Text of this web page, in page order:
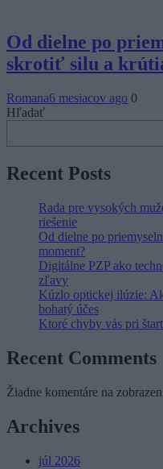
Od dielne po
skrotiť silu a
Romana6 mesiacov ago 0
Hľadať
Recent Posts
Rada pre vysokých
riešenie
Od dielne po
moment?
Digitálne PZP ako
zľavy
Kúzlo optickej ilúzie:
bohatý účes
Ktoré chyby vás pri
Recent Comments
Žiadne komentáre na
Archives
júl 2026